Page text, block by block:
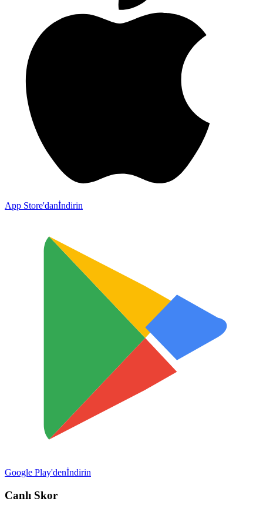
App Store'danİndirin
Google Play'denİndirin
Canlı Skor